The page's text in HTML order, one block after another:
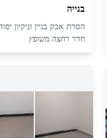
בנייה
הסרת אבק בניין וניקיון
חדר רחצה משופץ